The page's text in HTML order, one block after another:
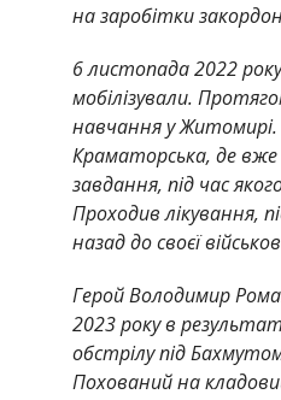
на заробітки
6 листопада 2022
мобілізували.
навчання у Житомирі.
Краматорська, де
завдання, під час
Проходив лікування,
назад до своєї
Герой Володимир
2023 року в
обстрілу під
Похований на